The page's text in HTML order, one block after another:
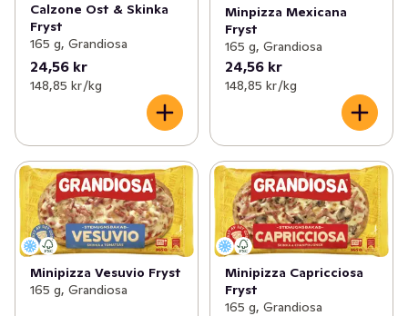
Calzone Ost & Skinka
Fryst
165 g, Grandiosa
24,56 kr
148,85 kr /kg
Minpizza Mexicana
Fryst
165 g, Grandiosa
24,56 kr
148,85 kr /kg
Minipizza Vesuvio Fryst
165 g, Grandiosa
Minipizza Capricciosa
Fryst
165 g, Grandiosa